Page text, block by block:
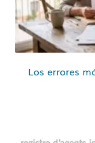
Los errores